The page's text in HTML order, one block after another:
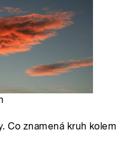
Co znamená kruh kolem